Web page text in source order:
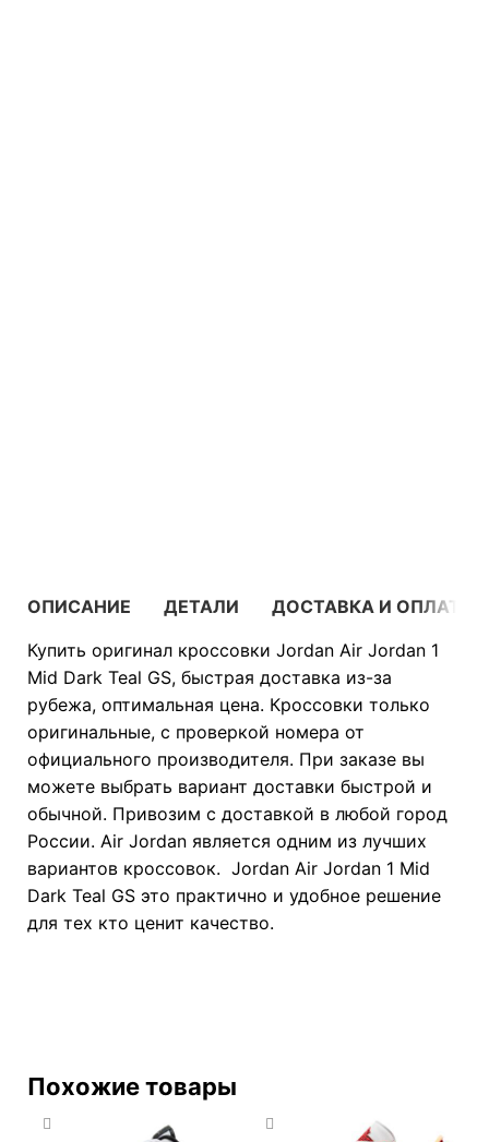
ОПИСАНИЕ ДЕТАЛИ
ДОСТАВКА И ОПЛАТА
Купить оригинал кроссовки Jordan Air Jordan 1
Mid Dark Teal GS, быстрая доставка из-за
рубежа, оптимальная цена. Кроссовки только
оригинальные, с проверкой номера от
официального производителя. При заказе вы
можете выбрать вариант доставки быстрой и
обычной. Привозим с доставкой в любой город
России. Air Jordan является одним из лучших
вариантов кроссовок. Jordan Air Jordan 1 Mid
Dark Teal GS это практично и удобное решение
для тех кто ценит качество.
Похожие товары